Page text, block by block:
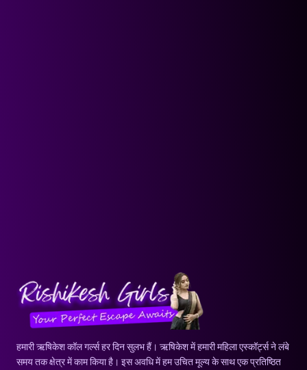
हमारी ऋषिकेश कॉल गर्ल्स हर दिन सुलभ हैं। ऋषिकेश में हमारी महिला एस्कॉर्ट्स ने लंबे
समय तक क्षेत्र में काम किया है। इस अवधि में हम उचित मूल्य के साथ एक प्रतिष्ठित